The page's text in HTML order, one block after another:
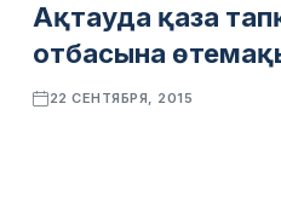
Ақтауда қаза
отбасына
22 СЕНТЯБРЯ, 2015